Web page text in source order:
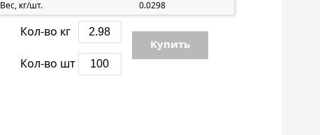
Вес, кг/шт.
0.0298
Кол-во кг
Кол-во шт
Купить